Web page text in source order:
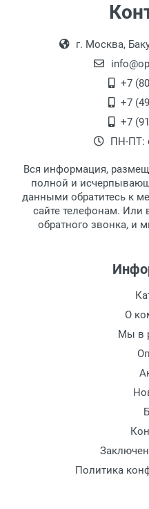
наличными
выдачи товара.
Перечисление
18:00, по
офисе по
второй этаж,
После того, как
выдачи, наш
клиентом и
товара.
Для
обязательно
Заказ
рабочих дней с
Доставляем
Сдэк до
Доставка
Мы
г. Москва,
+7
+7
+7
ПН-ПТ:
Вся информация,
полной и
данными обратитесь к
сайте телефонам. Или
обратного звонка, и
О
Мы в
Политика